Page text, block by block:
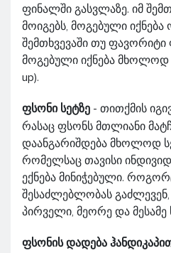
ფინალში გასვლაზე. იმ
მოიგებს, მოგებული იქნება
შემთხვევაში თუ ფავორიტი
მოგებული იქნება მხოლოდ
up).
ფსონი სეტზე - თითქმის
რასაც ფსონს მთლიანი
დაანგარიშდება მხოლოდ
რომელსაც თავისი
ექნება მინიჭებული.
შესაძლებლობას
პირველი, მეორე და მესამე
ფსონის დადება